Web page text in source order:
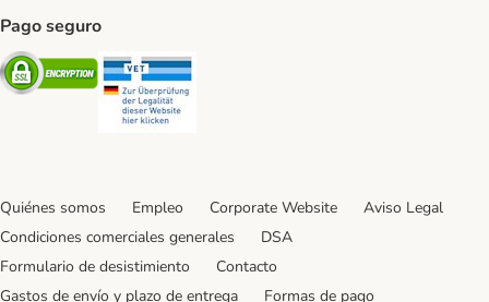
Pago seguro
Security
Quiénes somos Empleo Corporate Website
Aviso Legal
Condiciones comerciales generales
DSA
Formulario de desistimiento
Contacto
Gastos de envío y plazo de entrega
Formas de pago